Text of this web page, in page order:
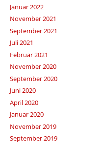
Januar 2022
November 2021
September 2021
Juli 2021
Februar 2021
November 2020
September 2020
Juni 2020
April 2020
Januar 2020
November 2019
September 2019